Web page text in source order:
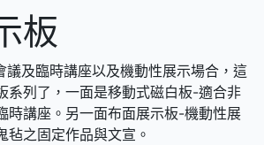
板
及臨時講座以及機動性展示場合，這
系列了，一面是移動式磁白板-適合非
時講座。另一面布面展示板-機動性展
毡之固定作品與文宣。